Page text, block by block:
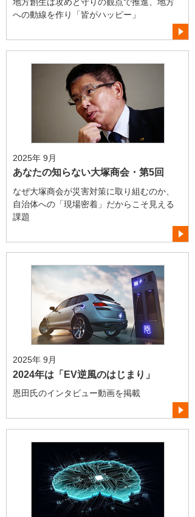
への動線を作り「皆がハッピー」
2025年 9月
あなたの知らない大塚商会・第5回
なぜ大塚商会が災害対策に取り組むのか、
自治体への「現場密着」だからこそ見える
課題
2025年 9月
2024年は「EV逆風のはじまり」
恩田氏のインタビュー動画を掲載